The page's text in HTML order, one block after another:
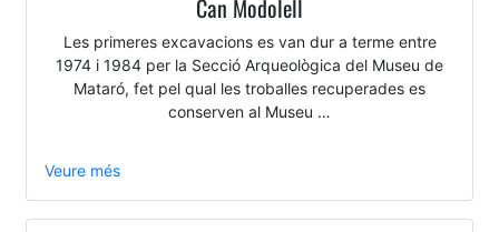
Can Modolell
Les primeres excavacions es van dur a terme entre
1974 i 1984 per la Secció Arqueològica del Museu de
Mataró, fet pel qual les troballes recuperades es
conserven al Museu …
Veure més